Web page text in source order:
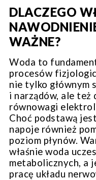
DLACZEGO
WAŻNE?
Woda to
procesów
nie tylko głównym
i narządów, ale też
równowagi
Choć podstawą
napoje również
poziom płynów.
właśnie woda
metabolicznych, a
pracę układu